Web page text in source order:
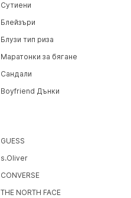
Сутиени
Блейзъри
Блузи тип риза
Маратонки за бягане
Сандали
Boyfriend Дънки
GUESS
s.Oliver
CONVERSE
THE NORTH FACE